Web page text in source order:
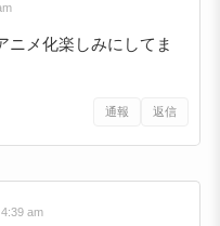
ニメ化楽しみにしてま
通報 返信
am